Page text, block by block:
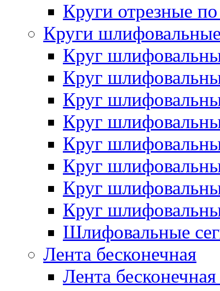
Круги отрезные
Круги
Круг
Круг
Круг
Круг
Круг
Круг
Круг
Круг
Шлифовальные
Лента бесконечная
Лента